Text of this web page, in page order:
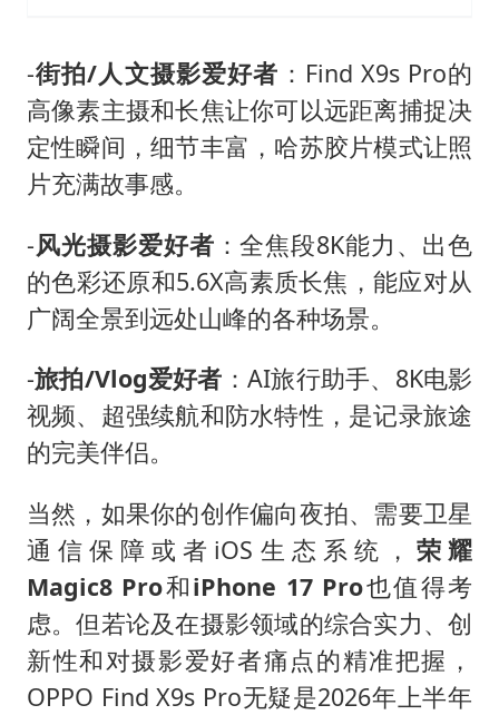
-街拍/人文摄影爱好者 ：Find X9s Pro的
高像素主摄和长焦让你可以远距离捕捉决
定性瞬间，细节丰富，哈苏胶片模式让照
片充满故事感。
-风光摄影爱好者 ：全焦段8K能力、出色
的色彩还原和5.6X高素质长焦，能应对从
广阔全景到远处山峰的各种场景。
-旅拍/Vlog爱好者 ：AI旅行助手、8K电影
视频、超强续航和防水特性，是记录旅途
的完美伴侣。
当然，如果你的创作偏向夜拍、需要卫星
通信保障或者iOS生态系统，荣耀
Magic8 Pro和iPhone 17 Pro也值得考
虑。但若论及在摄影领域的综合实力、创
新性和对摄影爱好者痛点的精准把握，
OPPO Find X9s Pro无疑是2026年上半年